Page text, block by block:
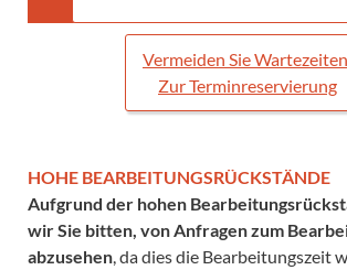
Vermeiden Sie
Zur Terminreservierung
HOHE BEARBEITUNGSRÜCKSTÄNDE
Aufgrund der hohen
wir Sie bitten, von Anfragen zum
abzusehen , da dies die Bearbeitungszeit